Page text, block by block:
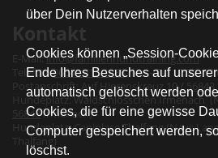
über Dein Nutzerverhalten
Cookies können „Session-
Ende Ihres Besuches auf
automatisch gelöscht werden
Cookies, die für eine gewisse
Computer gespeichert werden,
löschst.
Kontakt
E-Mail:info@familienhundtraining.com
Telefon:06543 818 1888(Mo - Do 10:00-
Postanschrift: Auf Hierenskreuz10 / 56843
Hundeplatz: Waldschlösschen Irmenach
56843Irmenach)
Hundeplatz: Caniplace Thalfang (Navi:
Thalfang)